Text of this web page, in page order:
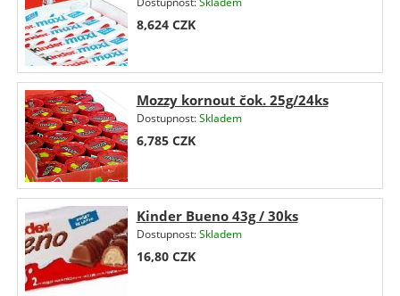
8,624 CZK
Mozzy kornout čok. 25g/24ks
Dostupnost:Skladem
6,785 CZK
Kinder Bueno 43g / 30ks
Dostupnost:Skladem
16,80 CZK